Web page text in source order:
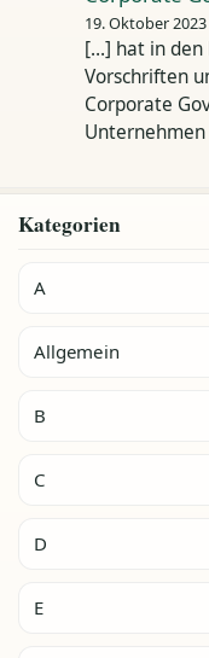
19. Oktober 2023
[…] hat in den
Vorschriften
Corporate
Kategorien
A
Allgemein
B
C
D
E